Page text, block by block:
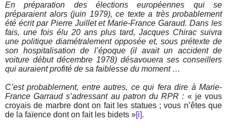
En préparation des élections européennes qui se
préparaient alors (juin 1979), ce texte a très probablement
été écrit par Pierre Juillet et Marie-France Garaud. Dans les
fais, une fois élu 20 ans plus tard, Jacques Chirac suivra
une politique diamétralement opposée et, sous prétexte de
son hospitalisation de l’époque (il avait un accident de
voiture début décembre 1978) désavouera ses conseillers
qui auraient profité de sa faiblesse du moment …
C’est probablement, entre autres, ce qui fera dire à Marie-
France Garraud s’adressant au patron du RPR : « je vous
croyais de marbre dont on fait les statues ; vous n’êtes que
de la faïence dont on fait les bidets »[i].